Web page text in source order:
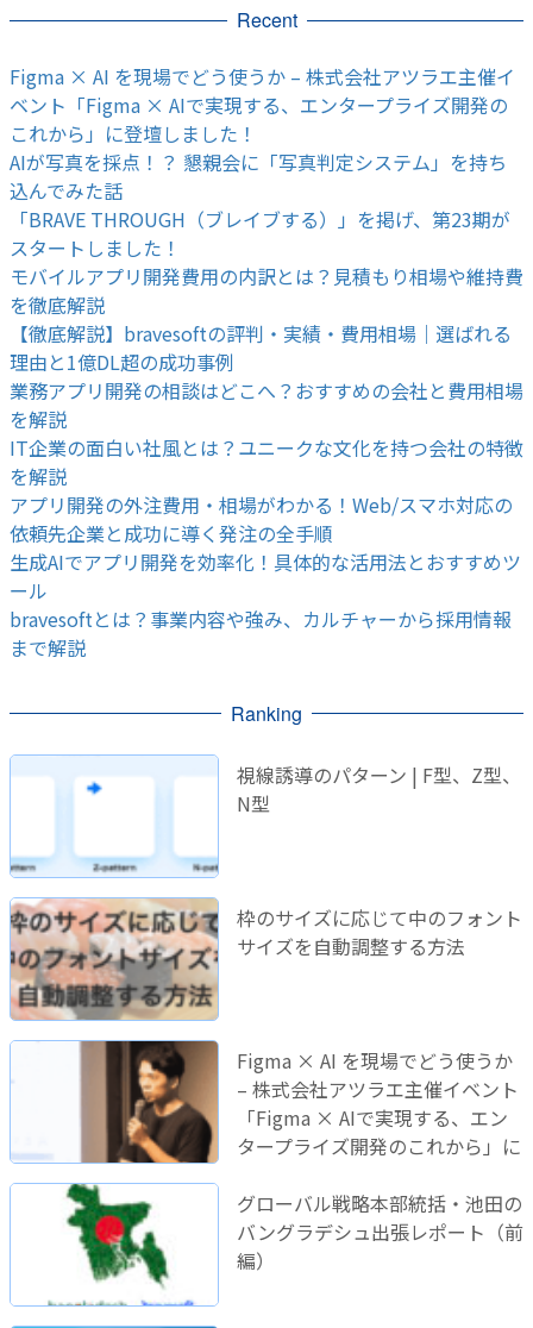
Recent
Figma × AI を現場でどう使うか – 株式会社アツラエ主催イ
ベント「Figma × AIで実現する、エンタープライズ開発の
これから」に登壇しました！
AIが写真を採点！？ 懇親会に「写真判定システム」を持ち
込んでみた話
「BRAVE THROUGH（ブレイブする）」を掲げ、第23期が
スタートしました！
モバイルアプリ開発費用の内訳とは？見積もり相場や維持費
を徹底解説
【徹底解説】bravesoftの評判・実績・費用相場｜選ばれる
理由と1億DL超の成功事例
業務アプリ開発の相談はどこへ？おすすめの会社と費用相場
を解説
IT企業の面白い社風とは？ユニークな文化を持つ会社の特徴
を解説
アプリ開発の外注費用・相場がわかる！Web/スマホ対応の
依頼先企業と成功に導く発注の全手順
生成AIでアプリ開発を効率化！具体的な活用法とおすすめツ
ール
bravesoftとは？事業内容や強み、カルチャーから採用情報
まで解説
Ranking
視線誘導のパターン | F型、Z型、
N型
枠のサイズに応じて中のフォント
サイズを自動調整する方法
Figma × AI を現場でどう使うか
– 株式会社アツラエ主催イベント
「Figma × AIで実現する、エン
タープライズ開発のこれから」に
グローバル戦略本部統括・池田の
バングラデシュ出張レポート（前
編）